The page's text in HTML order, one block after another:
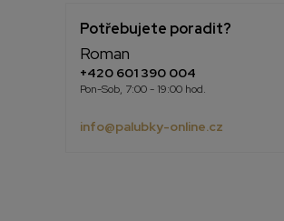
Potřebujete poradit?
Roman
+420 601 390 004
Pon-Sob, 7:00 - 19:00 hod.
info@palubky-online.cz